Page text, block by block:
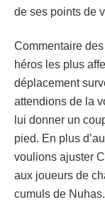
de ses points de
Commentaire
héros les plus
déplacement
attendions de la
lui donner un
pied. En plus
voulions ajuster
aux joueurs de
cumuls de Nuhas.